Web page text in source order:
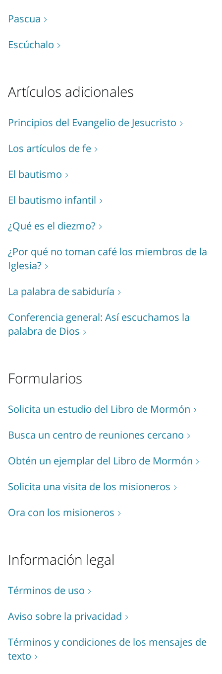
Pascua
Escúchalo
Artículos adicionales
Principios del Evangelio de Jesucristo
Los artículos de fe
El bautismo
El bautismo infantil
¿Qué es el diezmo?
¿Por qué no toman café los miembros de la
Iglesia?
La palabra de sabiduría
Conferencia general: Así escuchamos la
palabra de Dios
Formularios
Solicita un estudio del Libro de Mormón
Busca un centro de reuniones cercano
Obtén un ejemplar del Libro de Mormón
Solicita una visita de los misioneros
Ora con los misioneros
Información legal
Términos de uso
Aviso sobre la privacidad
Términos y condiciones de los mensajes de
texto